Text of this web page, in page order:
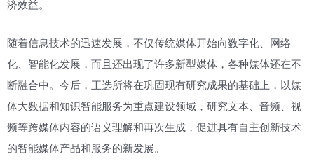
济效益。
随着信息技术的迅速发展，不仅传统媒体开始向数字化、网络
化、智能化发展，而且还出现了许多新型媒体，各种媒体还在不
断融合中。今后，王选所将在巩固现有研究成果的基础上，以媒
体大数据和知识智能服务为重点建设领域，研究文本、音频、视
频等跨媒体内容的语义理解和再次生成，促进具有自主创新技术
的智能媒体产品和服务的新发展。